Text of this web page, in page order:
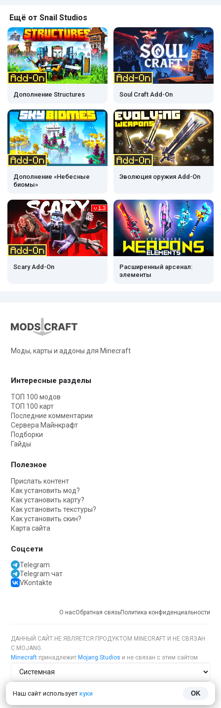
Ещё от Snail Studios
Дополнение Structures Soul Craft Add-On
Дополнение «Небесные
биомы»
Эволюция оружия Add-On
Scary Add-On
Расширенный арсенал:
элементы
Наш сайт использует куки OK
Моды, карты и аддоны для Minecraft
Интересные разделы
ТОП 100 модов
ТОП 100 карт
Последние комментарии
Сервера Майнкрафт
Подборки
Гайды
Полезное
Прислать контент
Как установить мод?
Как установить карту?
Как установить текстуры?
Как установить скин?
Карта сайта
Соцсети
Telegram
Telegram чат
VKontakte
О насОбратная связьПолитика конфиденциальности
ДАННЫЙ САЙТ НЕ ЯВЛЯЕТСЯ ПРОДУКТОМ MINECRAFT И НЕ СВЯЗАН
С MOJANG.
Minecraft принадлежит Mojang Studios и не связан с этим сайтом
Тема сайта
Язык сайта